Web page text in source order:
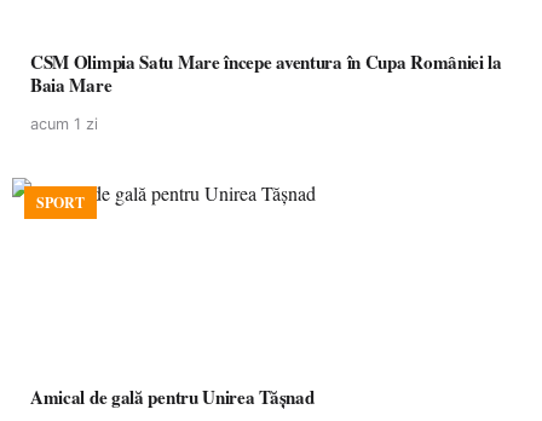
CSM Olimpia Satu Mare începe aventura în Cupa României la
Baia Mare
acum 1 zi
SPORT
Amical de gală pentru Unirea Tășnad